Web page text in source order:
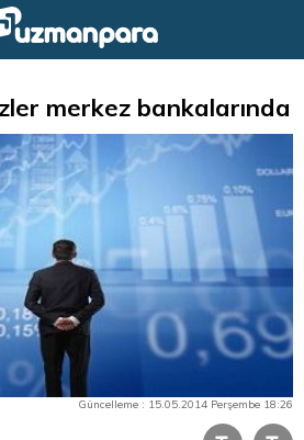
merkez bankalarında
Güncelleme : 15.05.2014 Perşembe 18:26